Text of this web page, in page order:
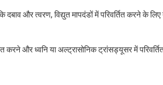
दबाव और त्वरण, विद्युत मापदंडों में परिवर्तित करने के
करने और ध्वनि या अल्ट्रासोनिक ट्रांसड्यूसर में